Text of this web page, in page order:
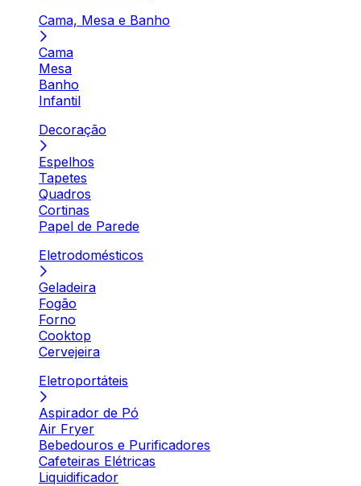
Cama, Mesa e Banho
Cama
Mesa
Banho
Infantil
Decoração
Espelhos
Tapetes
Quadros
Cortinas
Papel de Parede
Eletrodomésticos
Geladeira
Fogão
Forno
Cooktop
Cervejeira
Eletroportáteis
Aspirador de Pó
Air Fryer
Bebedouros e Purificadores
Cafeteiras Elétricas
Liquidificador